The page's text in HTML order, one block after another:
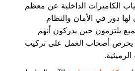
الكاميرات الداخلية عن معظم
دور في الأمان والنظام
يلتزمون حين يدركون أنهم
يحرص أصحاب العمل على تركيب